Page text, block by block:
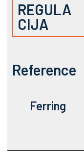
REGULA
CIJA
Reference
Ferring